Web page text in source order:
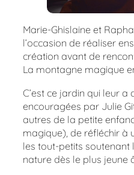
Marie-Ghislaine et
l’occasion de réaliser
création avant de
La montagne magique
C’est ce jardin qui leur a
encouragées par Julie
autres de la petite
magique), de réfléchir à
les tout-petits soutenant
nature dès le plus jeune